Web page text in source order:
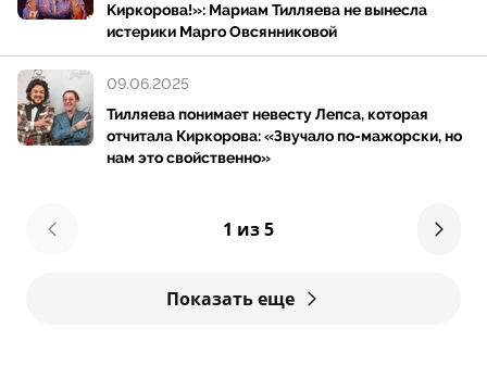
• В разные годы Сардаров неоднократно становился
героем документальных и аналитических
материалов о развитии блогинга в России.
• Его книга «Халявы нет» продолжает
переиздаваться и упоминается в подборках
Фото: Legion-Media / Photographers
Киркорова!»: Мариам Тилляева не вынесла
истерики Марго Овсянниковой
Тилляева понимает невесту Лепса, которая
отчитала Киркорова: «Звучало по-мажорски, но
нам это свойственно»
09.06.2025
1 из 5
Показать еще